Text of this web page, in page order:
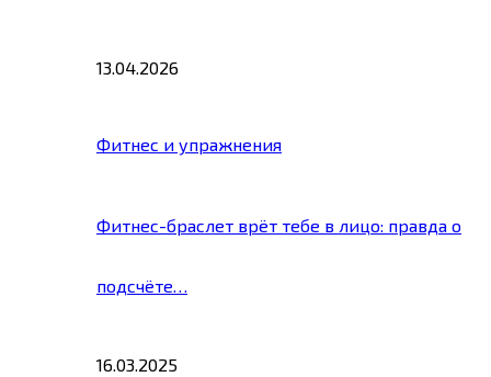
13.04.2026
Фитнес и упражнения
Фитнес-браслет врёт тебе в лицо: правда о
подсчёте…
16.03.2025